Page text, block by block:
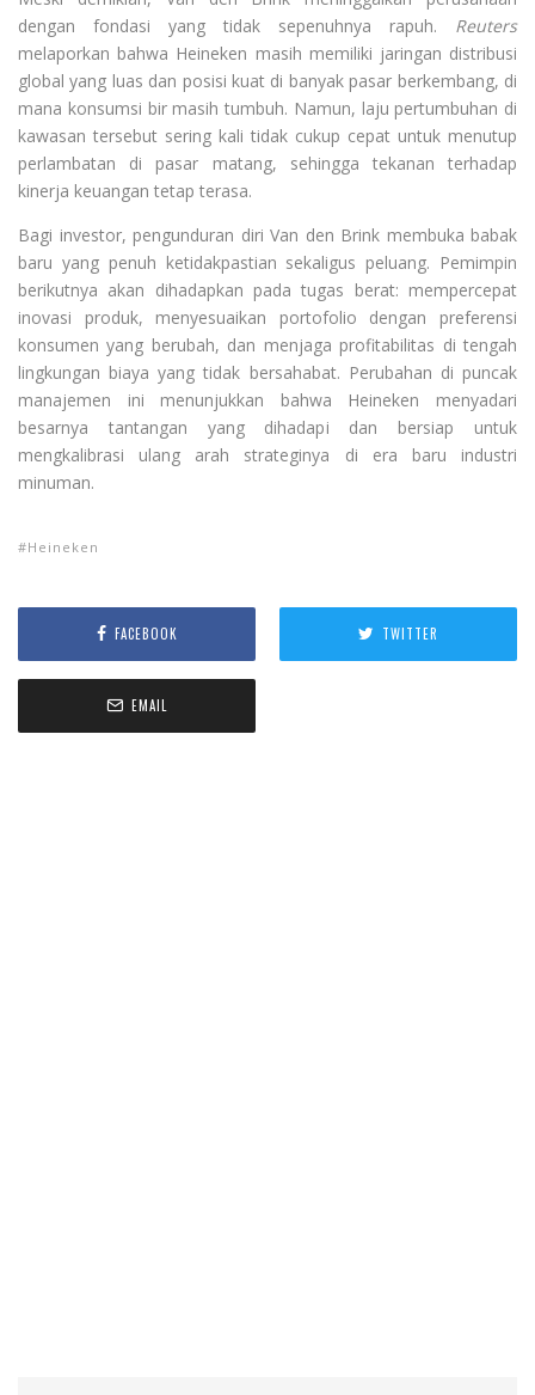
dengan fondasi yang tidak sepenuhnya rapuh. Reuters
melaporkan bahwa Heineken masih memiliki jaringan distribusi
global yang luas dan posisi kuat di banyak pasar berkembang, di
mana konsumsi bir masih tumbuh. Namun, laju pertumbuhan di
kawasan tersebut sering kali tidak cukup cepat untuk menutup
perlambatan di pasar matang, sehingga tekanan terhadap
kinerja keuangan tetap terasa.
Bagi investor, pengunduran diri Van den Brink membuka babak
baru yang penuh ketidakpastian sekaligus peluang. Pemimpin
berikutnya akan dihadapkan pada tugas berat: mempercepat
inovasi produk, menyesuaikan portofolio dengan preferensi
konsumen yang berubah, dan menjaga profitabilitas di tengah
lingkungan biaya yang tidak bersahabat. Perubahan di puncak
manajemen ini menunjukkan bahwa Heineken menyadari
besarnya tantangan yang dihadapi dan bersiap untuk
mengkalibrasi ulang arah strateginya di era baru industri
minuman.
Heineken
FACEBOOK TWITTER
EMAIL